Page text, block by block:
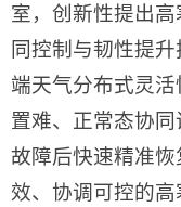
室，创新性提出
同控制与韧性提
端天气分布式灵
置难、正常态协
故障后快速精准
效、协调可控的